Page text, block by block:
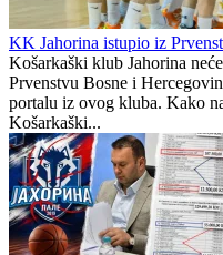
ponavljamo podršku
predsjedniku
Fantasy menadžeri, pozor:
Stiže jedna od najtraženijih
opcija u FPL-u
Prvenstvo BiH -Liga 4